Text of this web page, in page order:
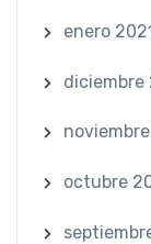
enero 2021
diciembre
octubre